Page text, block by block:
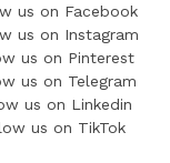
us on Facebook
us on Instagram
us on Pinterest
us on Telegram
us on Linkedin
us on TikTok